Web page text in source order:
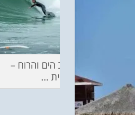
מצב הים והרוח –
תחזית ...